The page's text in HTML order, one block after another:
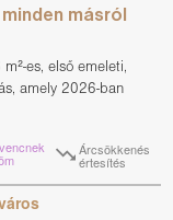
másról
es, első emeleti,
amely 2026-ban
Árcsökkenés
értesítés